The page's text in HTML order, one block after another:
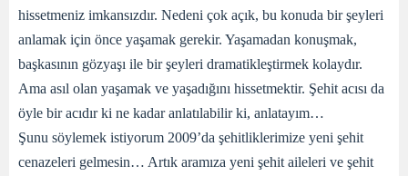
hissetmeniz imkansızdır. Nedeni çok açık, bu konuda bir şeyleri
anlamak için önce yaşamak gerekir. Yaşamadan konuşmak,
başkasının gözyaşı ile bir şeyleri dramatikleştirmek kolaydır.
Ama asıl olan yaşamak ve yaşadığını hissetmektir. Şehit acısı da
öyle bir acıdır ki ne kadar anlatılabilir ki, anlatayım…
Şunu söylemek istiyorum 2009’da şehitliklerimize yeni şehit
cenazeleri gelmesin… Artık aramıza yeni şehit aileleri ve şehit